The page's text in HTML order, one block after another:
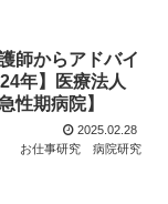
師からアドバイ
年】医療法人
性期病院】
2025.02.28
お仕事研究
病院研究